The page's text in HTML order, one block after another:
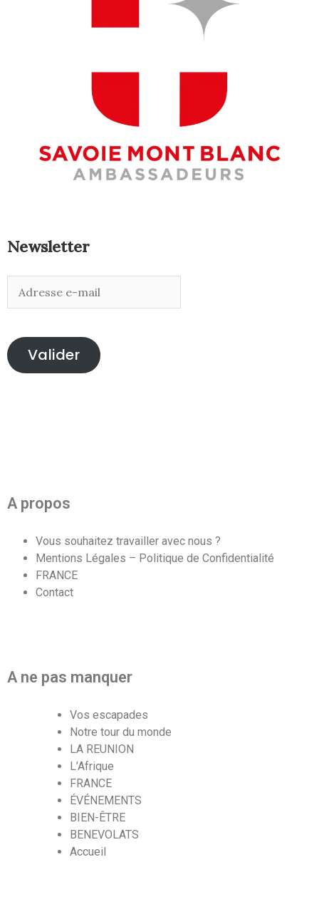
Newsletter
Valider
A propos
Vous souhaitez travailler avec nous ?
Mentions Légales – Politique de Confidentialité
FRANCE
Contact
A ne pas manquer
Vos escapades
Notre tour du monde
LA REUNION
L’Afrique
FRANCE
ÉVÉNEMENTS
BIEN-ÊTRE
BENEVOLATS
Accueil